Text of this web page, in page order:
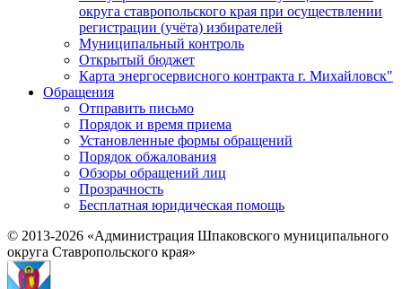
округа ставропольского края при осуществлении
регистрации (учёта) избирателей
Муниципальный контроль
Открытый бюджет
Карта энергосервисного контракта г. Михайловск"
Обращения
Отправить письмо
Порядок и время приема
Установленные формы обращений
Порядок обжалования
Обзоры обращений лиц
Прозрачность
Бесплатная юридическая помощь
© 2013-2026 «Администрация Шпаковского муниципального
округа Ставропольского края»